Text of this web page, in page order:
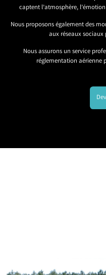
captent l’atmosphère,
Nous proposons également des
aux réseaux
Nous assurons un service
réglementation aérienne